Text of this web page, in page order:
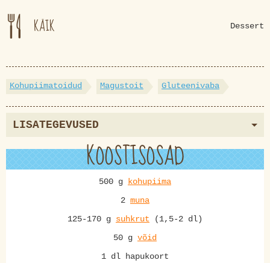
KÄIK Dessert
Kohupiimatoidud Magustoit Gluteenivaba
LISATEGEVUSED
KOOSTISOSAD
500 g kohupiima
2 muna
125-170 g suhkrut (1,5-2 dl)
50 g võid
1 dl hapukoort